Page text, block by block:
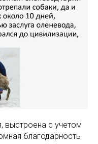
выстроена с учетом
благодарность